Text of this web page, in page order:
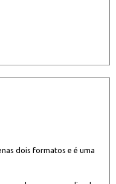
dois formatos e é uma